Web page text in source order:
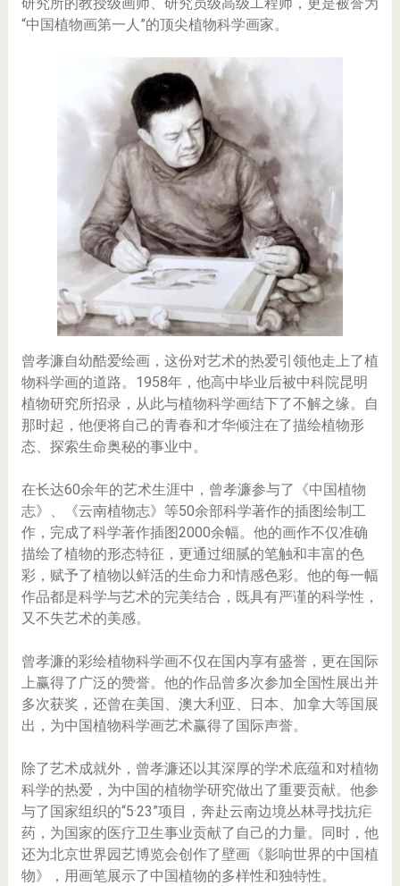
“中国植物画第一人”的顶尖植物科学画家。
曾孝濂自幼酷爱绘画，这份对艺术的热爱引领他走上了植
物科学画的道路。1958年，他高中毕业后被中科院昆明
植物研究所招录，从此与植物科学画结下了不解之缘。自
那时起，他便将自己的青春和才华倾注在了描绘植物形
态、探索生命奥秘的事业中。
在长达60余年的艺术生涯中，曾孝濂参与了《中国植物
志》、《云南植物志》等50余部科学著作的插图绘制工
作，完成了科学著作插图2000余幅。他的画作不仅准确
描绘了植物的形态特征，更通过细腻的笔触和丰富的色
彩，赋予了植物以鲜活的生命力和情感色彩。他的每一幅
作品都是科学与艺术的完美结合，既具有严谨的科学性，
又不失艺术的美感。
曾孝濂的彩绘植物科学画不仅在国内享有盛誉，更在国际
上赢得了广泛的赞誉。他的作品曾多次参加全国性展出并
多次获奖，还曾在美国、澳大利亚、日本、加拿大等国展
出，为中国植物科学画艺术赢得了国际声誉。
除了艺术成就外，曾孝濂还以其深厚的学术底蕴和对植物
科学的热爱，为中国的植物学研究做出了重要贡献。他参
与了国家组织的“5·23”项目，奔赴云南边境丛林寻找抗疟
药，为国家的医疗卫生事业贡献了自己的力量。同时，他
还为北京世界园艺博览会创作了壁画《影响世界的中国植
物》，用画笔展示了中国植物的多样性和独特性。